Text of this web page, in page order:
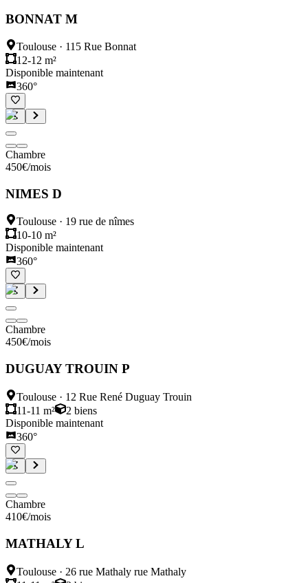
BONNAT M
Toulouse · 115 Rue Bonnat
12-12 m²
Disponible maintenant
360°
Chambre
450€/mois
NIMES D
Toulouse · 19 rue de nîmes
10-10 m²
Disponible maintenant
360°
Chambre
450€/mois
DUGUAY TROUIN P
Toulouse · 12 Rue René Duguay Trouin
11-11 m²
2 biens
Disponible maintenant
360°
Chambre
410€/mois
MATHALY L
Toulouse · 26 rue Mathaly rue Mathaly